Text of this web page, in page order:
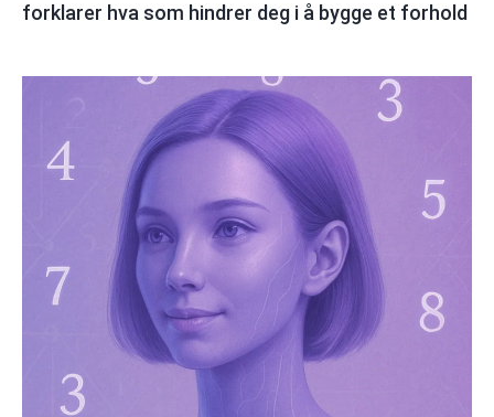
forklarer hva som hindrer deg i å bygge et forhold